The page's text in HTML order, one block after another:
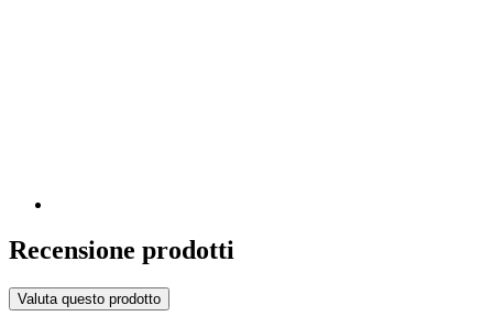
Recensione prodotti
Valuta questo prodotto